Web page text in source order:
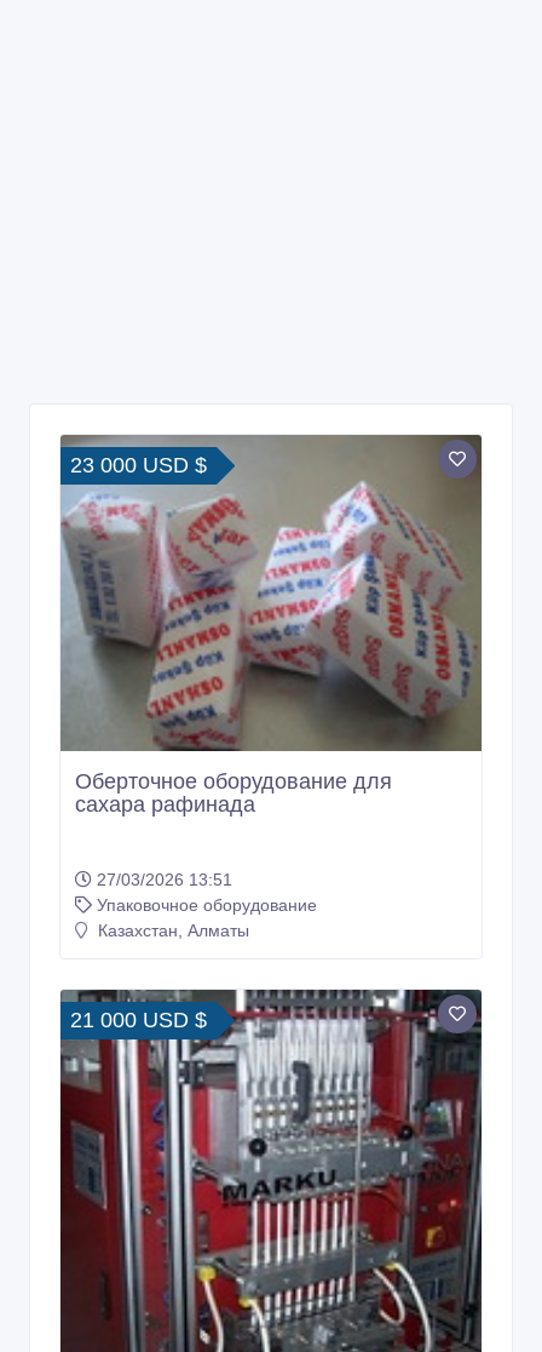
23 000 USD $
Оберточное оборудование для
сахара рафинада
27/03/2026 13:51
Упаковочное оборудование
Казахстан, Алматы
21 000 USD $